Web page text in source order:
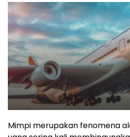
Mimpi merupakan fenomena